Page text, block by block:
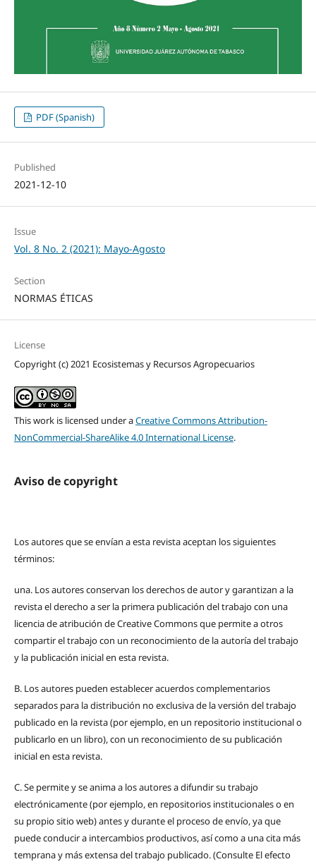
PDF (Spanish)
Published
2021-12-10
Issue
Vol. 8 No. 2 (2021): Mayo-Agosto
Section
NORMAS ÉTICAS
License
Copyright (c) 2021 Ecosistemas y Recursos Agropecuarios
This work is licensed under aCreative Commons Attribution-
NonCommercial-ShareAlike 4.0 International License.
Aviso de copyright
Los autores que se envían a esta revista aceptan los siguientes
términos:
una. Los autores conservan los derechos de autor y garantizan a la
revista el derecho a ser la primera publicación del trabajo con una
licencia de atribución de Creative Commons que permite a otros
compartir el trabajo con un reconocimiento de la autoría del trabajo
y la publicación inicial en esta revista.
B. Los autores pueden establecer acuerdos complementarios
separados para la distribución no exclusiva de la versión del trabajo
publicado en la revista (por ejemplo, en un repositorio institucional o
publicarlo en un libro), con un reconocimiento de su publicación
inicial en esta revista.
C.Se permite y se anima a los autores a difundir su trabajo
electrónicamente (por ejemplo, en repositorios institucionales o en
su propio sitio web) antes y durante el proceso de envío, ya que
puede conducir a intercambios productivos, así como a una cita más
temprana y más extensa del trabajo publicado. (Consulte El efecto